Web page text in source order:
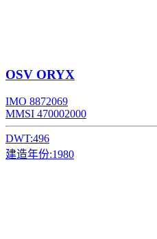
OSV ORYX
IMO 8872069
MMSI 470002000
DWT:496
建造年份:1980